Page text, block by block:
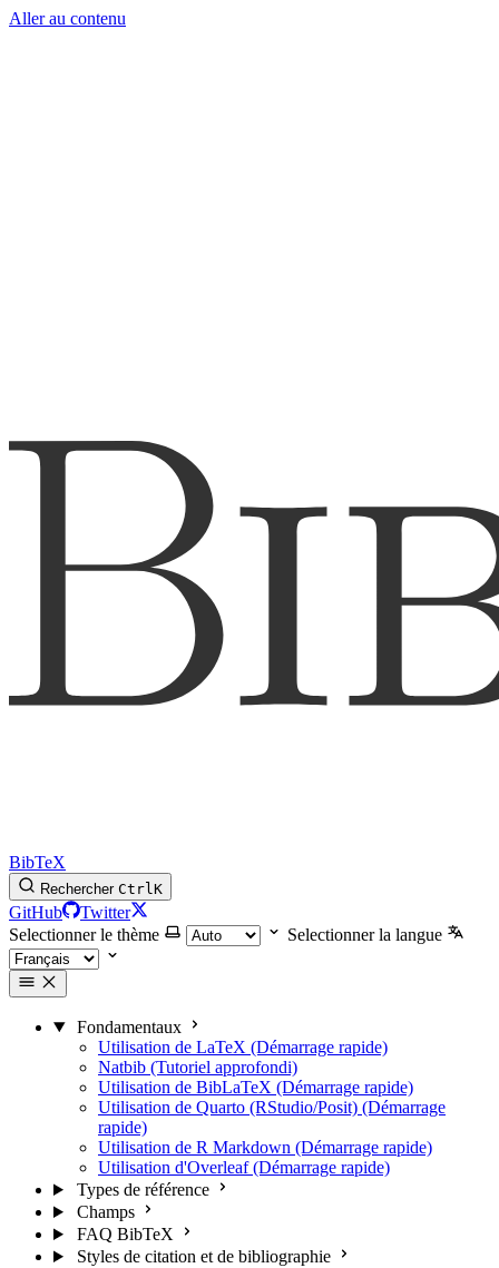
Aller au contenu
BibTeX
Rechercher CtrlK
GitHub
Twitter
Selectionner le thème
Selectionner la langue
Fondamentaux
Utilisation de LaTeX (Démarrage rapide)
Natbib (Tutoriel approfondi)
Utilisation de BibLaTeX (Démarrage rapide)
Utilisation de Quarto (RStudio/Posit) (Démarrage
rapide)
Utilisation de R Markdown (Démarrage rapide)
Utilisation d'Overleaf (Démarrage rapide)
Types de référence
Champs
FAQ BibTeX
Styles de citation et de bibliographie